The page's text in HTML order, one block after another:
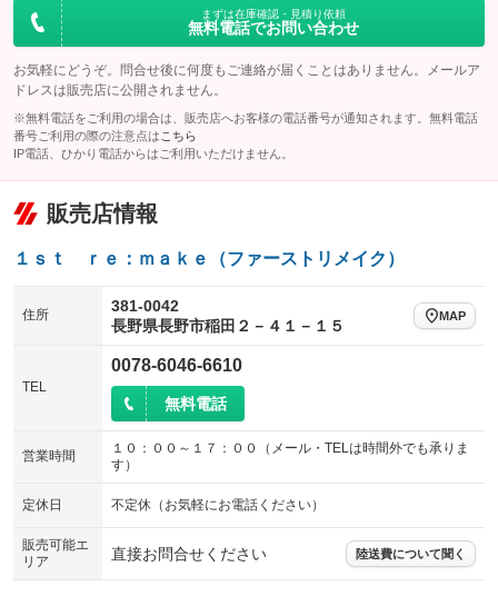
まずは在庫確認・見積り依頼
無料電話でお問い合わせ
お気軽にどうぞ。問合せ後に何度もご連絡が届くことはありません。メールア
ドレスは販売店に公開されません。
※無料電話をご利用の場合は、販売店へお客様の電話番号が通知されます。無料電話
番号ご利用の際の注意点は こちら
IP電話、ひかり電話からはご利用いただけません。
販売店情報
１ｓｔ ｒｅ：ｍａｋｅ（ファーストリメイク）
住所
381-0042
長野県長野市稲田２－４１－１５
MAP
TEL
0078-6046-6610
無料電話
営業時間
１０：００～１７：００（メール・TELは時間外でも承りま
す）
定休日 不定休（お気軽にお電話ください）
販売可能エ
リア
直接お問合せください 陸送費について聞く